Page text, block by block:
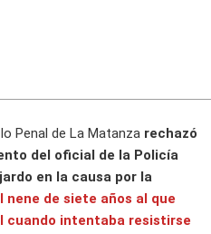
Penal de La Matanza rechazó
del oficial de la Policía
en la causa por la
nene de siete años al que
cuando intentaba resistirse